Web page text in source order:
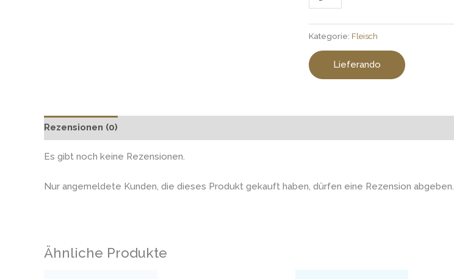
Kategorie: Fleisch
Lieferando
Rezensionen (0)
Es gibt noch keine Rezensionen.
Nur angemeldete Kunden, die dieses Produkt gekauft haben, dürfen eine Rezension abgeben.
Ähnliche Produkte